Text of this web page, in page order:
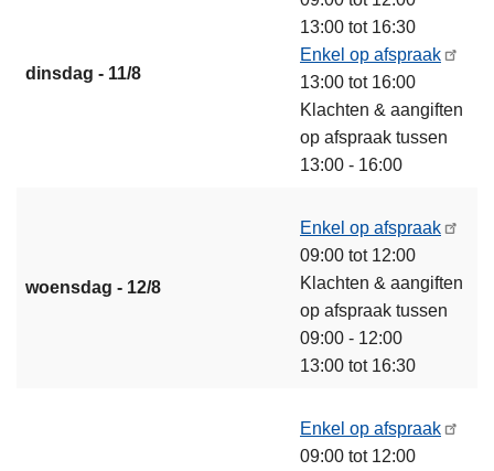
dinsdag - 11/8
13:00 tot 16:30
Enkel op afspraak
13:00 tot 16:00
Klachten & aangiften
op afspraak tussen
13:00 - 16:00
woensdag - 12/8
Enkel op afspraak
09:00 tot 12:00
Klachten & aangiften
op afspraak tussen
09:00 - 12:00
13:00 tot 16:30
Enkel op afspraak
09:00 tot 12:00